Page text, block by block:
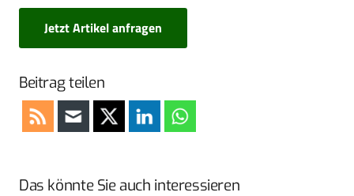
Jetzt Artikel anfragen
Beitrag teilen
Das könnte Sie auch interessieren